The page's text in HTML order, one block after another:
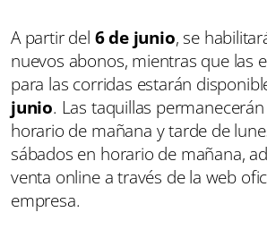
A partir del 6 de junio, se
nuevos abonos, mientras que las
para las corridas estarán
junio. Las taquillas
horario de mañana y tarde de
sábados en horario de mañana,
venta online a través de la web
empresa.